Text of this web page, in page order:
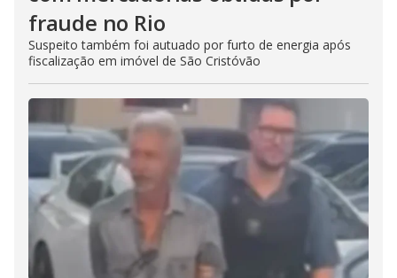
fraude no Rio
Suspeito também foi autuado por furto de energia após
fiscalização em imóvel de São Cristóvão